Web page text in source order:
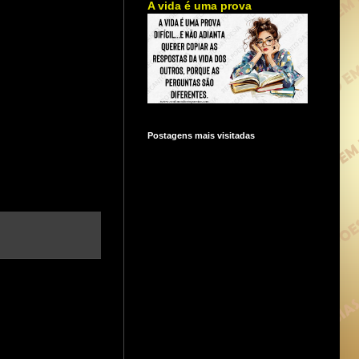
A vida é uma prova
Postagens mais visitadas